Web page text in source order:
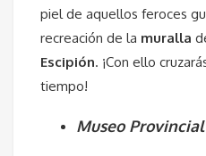
piel de aquellos feroces
recreación de la muralla
Escipión. ¡Con ello
tiempo!
Museo